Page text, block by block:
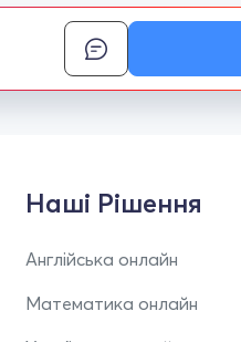
Наші Рішення
Англійська онлайн
Математика онлайн